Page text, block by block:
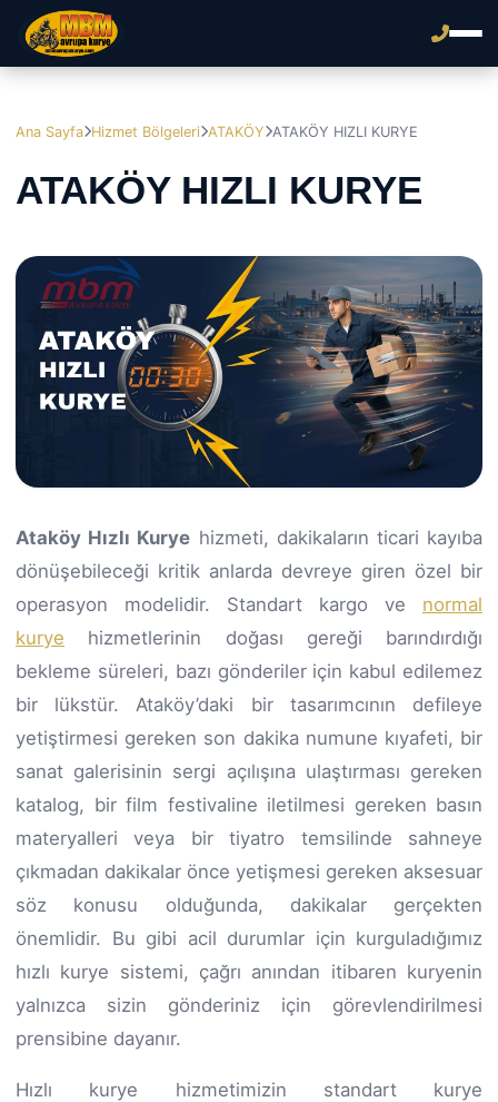
Ana Sayfa Hizmet Bölgeleri ATAKÖY ATAKÖY HIZLI KURYE
ATAKÖY HIZLI KURYE
Ataköy Hızlı Kurye hizmeti, dakikaların ticari kayıba
dönüşebileceği kritik anlarda devreye giren özel bir
operasyon modelidir. Standart kargo ve normal
kurye hizmetlerinin doğası gereği barındırdığı
bekleme süreleri, bazı gönderiler için kabul edilemez
bir lükstür. Ataköy’daki bir tasarımcının defileye
yetiştirmesi gereken son dakika numune kıyafeti, bir
sanat galerisinin sergi açılışına ulaştırması gereken
katalog, bir film festivaline iletilmesi gereken basın
materyalleri veya bir tiyatro temsilinde sahneye
çıkmadan dakikalar önce yetişmesi gereken aksesuar
söz konusu olduğunda, dakikalar gerçekten
önemlidir. Bu gibi acil durumlar için kurguladığımız
hızlı kurye sistemi, çağrı anından itibaren kuryenin
yalnızca sizin gönderiniz için görevlendirilmesi
prensibine dayanır.
Hızlı kurye hizmetimizin standart kurye